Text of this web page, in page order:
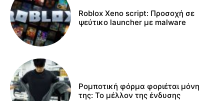
Roblox Xeno script: Προσοχή σε
ψεύτικο launcher με malware
Ρομποτική φόρμα φοριέται μόνη
της: Το μέλλον της ένδυσης